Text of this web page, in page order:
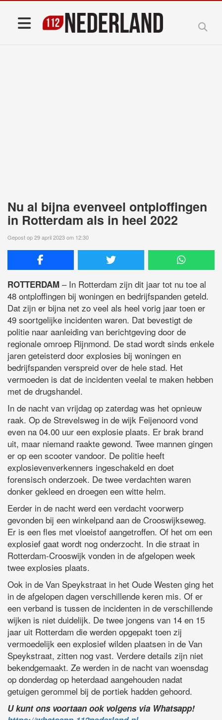
Nu al bijna evenveel ontploffingen
in Rotterdam als in heel 2022
Gepost op 29 april 2023 om 12:30
ROTTERDAM – In Rotterdam zijn dit jaar tot nu toe al
48 ontploffingen bij woningen en bedrijfspanden geteld.
Dat zijn er bijna net zo veel als heel vorig jaar toen er
49 soortgelijke incidenten waren. Dat bevestigt de
politie naar aanleiding van berichtgeving door de
regionale omroep Rijnmond. De stad wordt sinds enkele
jaren geteisterd door explosies bij woningen en
bedrijfspanden verspreid over de hele stad. Het
vermoeden is dat de incidenten veelal te maken hebben
met de drugshandel.
In de nacht van vrijdag op zaterdag was het opnieuw
raak. Op de Strevelsweg in de wijk Feijenoord vond
even na 04.00 uur een explosie plaats. Er brak brand
uit, maar niemand raakte gewond. Twee mannen gingen
er op een scooter vandoor. De politie heeft
explosievenverkenners ingeschakeld en doet
forensisch onderzoek. De twee verdachten waren
donker gekleed en droegen een witte helm.
Eerder in de nacht werd een verdacht voorwerp
gevonden bij een winkelpand aan de Crooswijkseweg.
Er is een fles met vloeistof aangetroffen. Of het om een
explosief gaat wordt nog onderzocht. In die straat in
Rotterdam-Crooswijk vonden in de afgelopen week
twee explosies plaats.
Ook in de Van Speykstraat in het Oude Westen ging het
in de afgelopen dagen verschillende keren mis. Of er
een verband is tussen de incidenten in de verschillende
wijken is niet duidelijk. De twee jongens van 14 en 15
jaar uit Rotterdam die werden opgepakt toen zij
vermoedelijk een explosief wilden plaatsen in de Van
Speykstraat, zitten nog vast. Verdere details zijn niet
bekendgemaakt. Ze werden in de nacht van woensdag
op donderdag op heterdaad aangehouden nadat
getuigen gerommel bij de portiek hadden gehoord.
U kunt ons voortaan ook volgens via Whatsapp!